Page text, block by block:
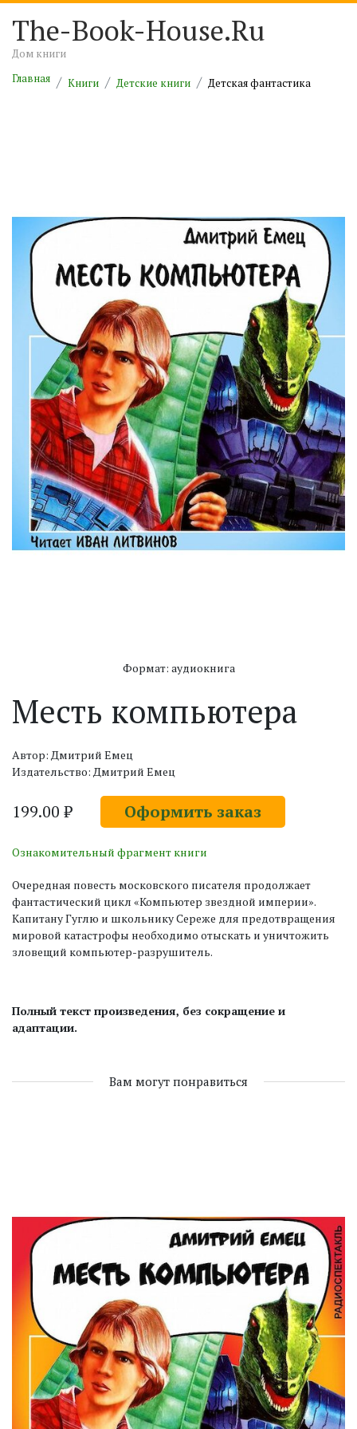
The-Book-House.Ru
Дом книги
Главная
Книги Детские книги Детская фантастика
Формат: аудиокнига
Месть компьютера
Автор: Дмитрий Емец
Издательство: Дмитрий Емец
199.00 ₽ Оформить заказ
Ознакомительный фрагмент книги
Очередная повесть московского писателя продолжает
фантастический цикл «Компьютер звездной империи».
Капитану Гуглю и школьнику Сереже для предотвращения
мировой катастрофы необходимо отыскать и уничтожить
зловещий компьютер-разрушитель.
Полный текст произведения, без сокращение и
адаптации.
Вам могут понравиться